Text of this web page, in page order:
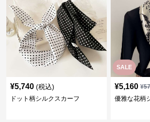
¥5,740 (税込)
ドット柄シルクスカーフ
SALE
¥5,160 ¥
優雅な花柄